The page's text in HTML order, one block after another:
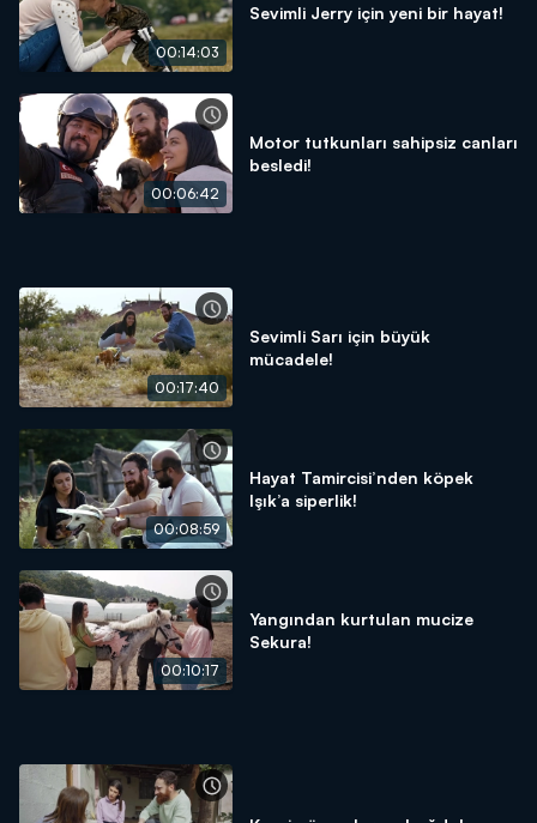
00:14:03
Sevimli Jerry için yeni bir hayat!
00:06:42
Motor tutkunları sahipsiz canları
besledi!
00:17:40
Sevimli Sarı için büyük
mücadele!
00:08:59
Hayat Tamircisi’nden köpek
Işık’a siperlik!
00:10:17
Yangından kurtulan mucize
Sekura!